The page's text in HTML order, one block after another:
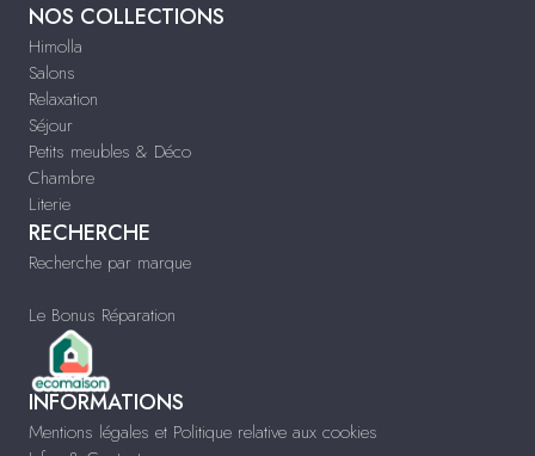
NOS COLLECTIONS
Himolla
Salons
Relaxation
Séjour
Petits meubles & Déco
Chambre
Literie
RECHERCHE
Recherche par marque
Le Bonus Réparation
INFORMATIONS
Mentions légales et Politique relative aux cookies